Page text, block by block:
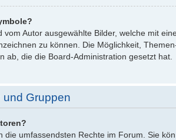
vom Autor ausgewählte Bilder, welche mit
zu können. Die Möglichkeit,
ab, die die Board-Administration gesetzt hat.
und Gruppen
die umfassendsten Rechte im Forum. Sie